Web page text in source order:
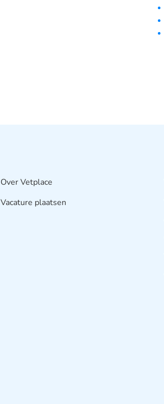
Over Vetplace
Vacature plaatsen